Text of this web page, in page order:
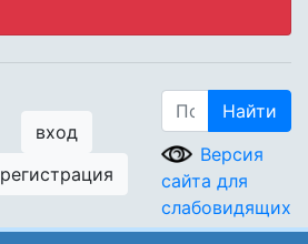
вход
регистрация
Найти
Версия
сайта для
слабовидящих